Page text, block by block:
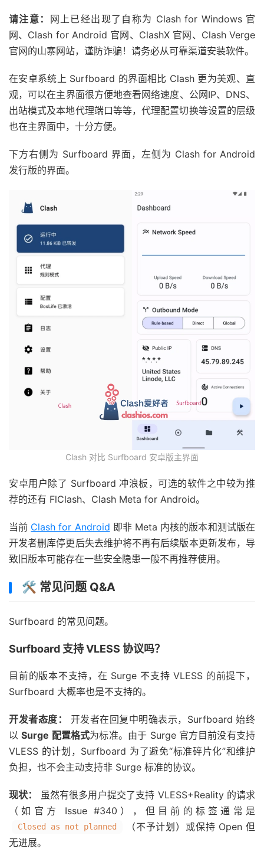
请注意：
网上已经出现了自称为 Clash for Windows 官
网、Clash for Android 官网、ClashX 官网、Clash Verge
官网的山寨网站，谨防诈骗！请务必从可靠渠道安装软件。
在安卓系统上 Surfboard 的界面相比 Clash 更为美观、直
观，可以在主界面很方便地查看网络速度、公网IP、DNS、
出站模式及本地代理端口等等，代理配置切换等设置的层级
也在主界面中，十分方便。
下方右侧为 Surfboard 界面，左侧为 Clash for Android
发行版的界面。
Clash 对比 Surfboard 安卓版主界面
安卓用户除了 Surfboard 冲浪板，可选的软件之中较为推
荐的还有 FlClash、Clash Meta for Android。
当前 Clash for Android 即非 Meta 内核的版本和测试版在
开发者删库停更后失去维护将不再有后续版本更新发布，导
致旧版本可能存在一些安全隐患一般不再推荐使用。
🛠️ 常见问题 Q&A
Surfboard 的常见问题。
Surfboard 支持 VLESS 协议吗？
目前的版本不支持，在 Surge 不支持 VLESS 的前提下，
Surfboard 大概率也是不支持的。
开发者态度：
开发者在回复中明确表示，Surfboard 始终
以Surge 配置格式为标准。由于 Surge 官方目前没有支持
VLESS 的计划，Surfboard 为了避免“标准碎片化”和维护
负担，也不会主动支持非 Surge 标准的协议。
现状：
虽然有很多用户提交了支持 VLESS+Reality 的请求
（如官方 Issue #340），但目前的标签通常是
Closed as not planned
（不予计划）或保持 Open 但
无进展。